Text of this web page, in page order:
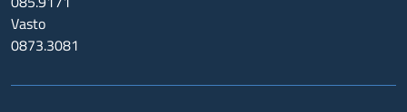
Vasto
0873.3081